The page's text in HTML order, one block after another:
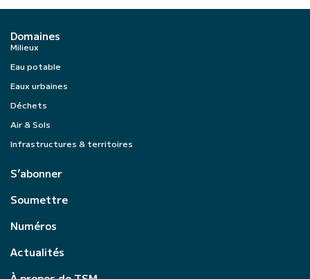
Domaines
Milieux
Eau potable
Eaux urbaines
Déchets
Air & Sols
Infrastructures & territoires
S’abonner
Soumettre
Numéros
Actualités